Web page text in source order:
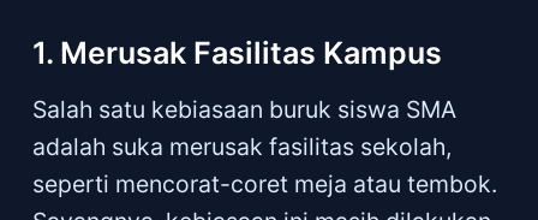
1. Merusak Fasilitas Kampus
Salah satu kebiasaan buruk siswa SMA
adalah suka merusak fasilitas sekolah,
seperti mencorat-coret meja atau tembok.